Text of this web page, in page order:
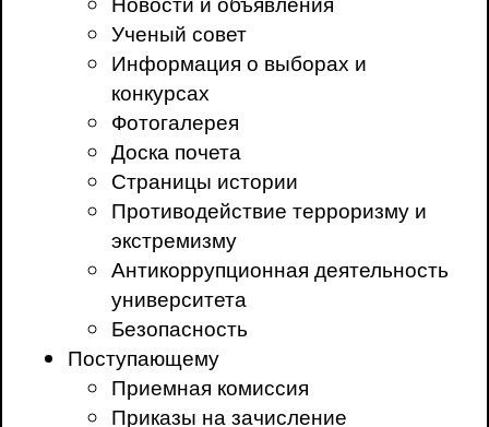
Ученый совет
Информация о выборах и
конкурсах
Фотогалерея
Доска почета
Страницы истории
Противодействие терроризму и
экстремизму
Антикоррупционная деятельность
университета
Безопасность
Поступающему
Приемная комиссия
Приказы на зачисление